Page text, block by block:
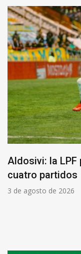
Aldosivi: la
cuatro partidos
3 de agosto de 2026